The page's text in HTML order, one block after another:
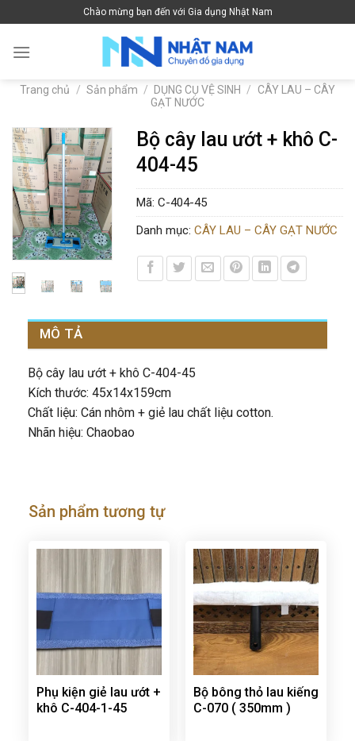
to
content
Chào mừng bạn đến với Gia dụng Nhật Nam
Trang chủ / Sản phẩm / DỤNG CỤ VỆ SINH /
CÂY LAU – CÂY
GẠT NƯỚC
Bộ cây lau ướt + khô C-
404-45
Mã: C-404-45
Danh mục: CÂY LAU – CÂY GẠT NƯỚC
MÔ TẢ
Bộ cây lau ướt + khô C-404-45
Kích thước: 45x14x159cm
Chất liệu: Cán nhôm + giẻ lau chất liệu cotton.
Nhãn hiệu: Chaobao
Sản phẩm tương tự
Phụ kiện giẻ lau ướt +
khô C-404-1-45
Bộ bông thỏ lau kiếng
C-070 ( 350mm )